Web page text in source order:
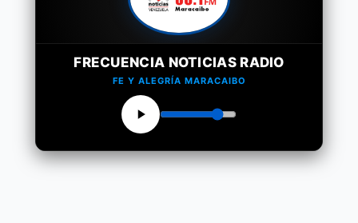
FRECUENCIA NOTICIAS RADIO
FE Y ALEGRÍA MARACAIBO